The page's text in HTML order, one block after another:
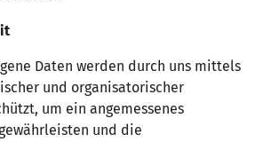
Daten werden durch uns mittels
und organisatorischer
um ein angemessenes
und die